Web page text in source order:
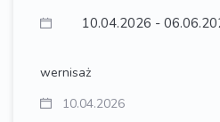
10.04.2026 -
wernisaż
10.04.2026